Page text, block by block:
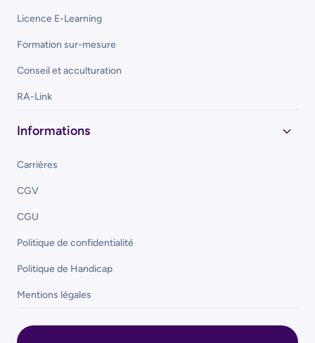
Licence E-Learning
Formation sur-mesure
Conseil et acculturation
RA-Link
Informations
Carrières
CGV
CGU
Politique de confidentialité
Politique de Handicap
Mentions légales